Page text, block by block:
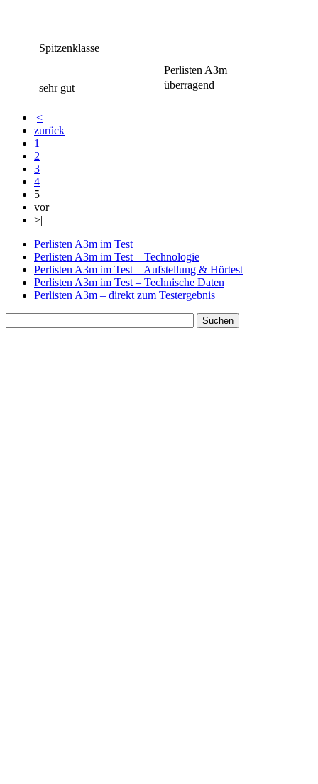
Spitzenklasse
Perlisten A3m
überragend
sehr gut
|<
zurück
1
2
3
4
5
vor
>|
Perlisten A3m im Test
Perlisten A3m im Test – Technologie
Perlisten A3m im Test – Aufstellung & Hörtest
Perlisten A3m im Test – Technische Daten
Perlisten A3m – direkt zum Testergebnis